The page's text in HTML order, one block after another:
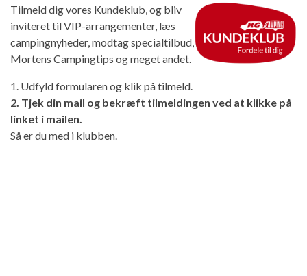
Tilmeld dig vores Kundeklub, og bliv
inviteret til VIP-arrangementer, læs
campingnyheder, modtag specialtilbud,
Mortens Campingtips og meget andet.
1. Udfyld formularen og klik på tilmeld.
2. Tjek din mail og bekræft tilmeldingen ved at klikke på
linket i mailen.
Så er du med i klubben.